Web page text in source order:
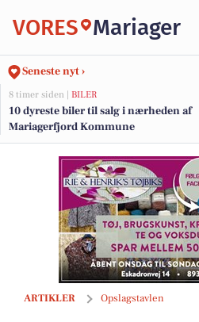
VORES Mariager
Seneste nyt ›
8 timer siden | BILER
10 dyreste biler til salg i nærheden af
Mariagerfjord Kommune
ARTIKLER Opslagstavlen
TT CARS ApS spørger: Er Ford Ka